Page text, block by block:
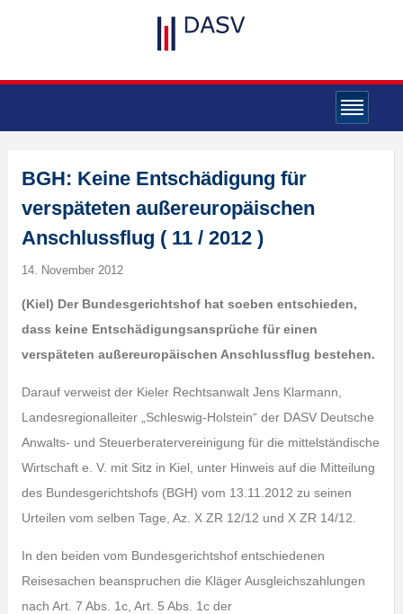
BGH: Keine Entschädigung für
verspäteten außereuropäischen
Anschlussflug ( 11 / 2012 )
14. November 2012
(Kiel) Der Bundesgerichtshof hat soeben entschieden,
dass keine Entschädigungsansprüche für einen
verspäteten außereuropäischen Anschlussflug bestehen.
Darauf verweist der Kieler Rechtsanwalt Jens Klarmann,
Landesregionalleiter „Schleswig-Holstein“ der DASV Deutsche
Anwalts- und Steuerberatervereinigung für die mittelständische
Wirtschaft e. V. mit Sitz in Kiel, unter Hinweis auf die Mitteilung
des Bundesgerichtshofs (BGH) vom 13.11.2012 zu seinen
Urteilen vom selben Tage, Az. X ZR 12/12 und X ZR 14/12.
In den beiden vom Bundesgerichtshof entschiedenen
Reisesachen beanspruchen die Kläger Ausgleichszahlungen
nach Art. 7 Abs. 1c, Art. 5 Abs. 1c der